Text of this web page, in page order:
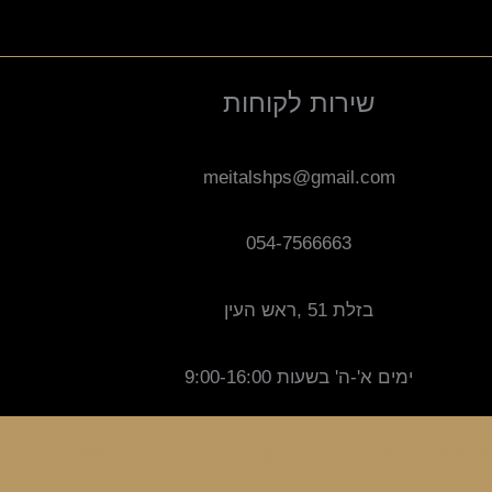
שירות לקוחות
meitalshps@gmail.com
054-7566663
בזלת 51 ,ראש העין
ימים א'-ה' בשעות 9:00-16:00